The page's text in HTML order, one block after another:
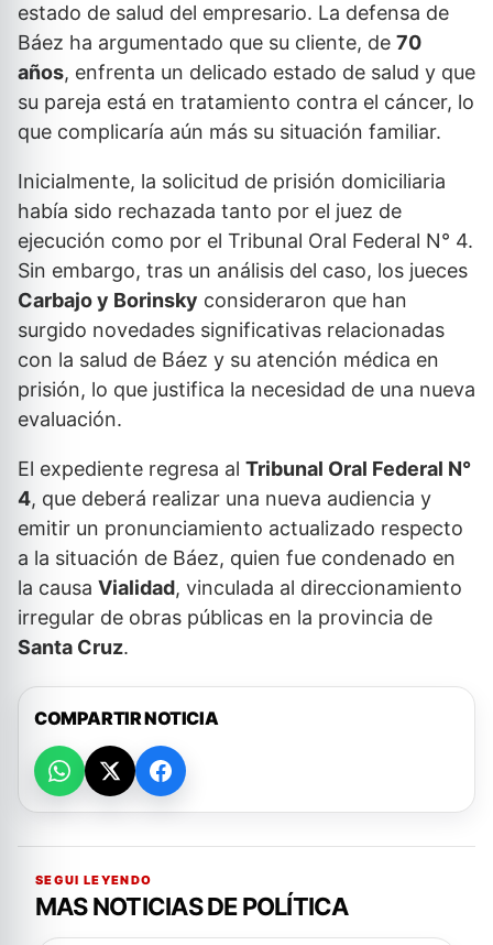
estado de salud del empresario. La defensa de
Báez ha argumentado que su cliente, de 70
años, enfrenta un delicado estado de salud y que
su pareja está en tratamiento contra el cáncer, lo
que complicaría aún más su situación familiar.
Inicialmente, la solicitud de prisión domiciliaria
había sido rechazada tanto por el juez de
ejecución como por el Tribunal Oral Federal N° 4.
Sin embargo, tras un análisis del caso, los jueces
Carbajo y Borinsky consideraron que han
surgido novedades significativas relacionadas
con la salud de Báez y su atención médica en
prisión, lo que justifica la necesidad de una nueva
evaluación.
El expediente regresa al Tribunal Oral Federal N°
4, que deberá realizar una nueva audiencia y
emitir un pronunciamiento actualizado respecto
a la situación de Báez, quien fue condenado en
la causa Vialidad, vinculada al direccionamiento
irregular de obras públicas en la provincia de
Santa Cruz.
COMPARTIR NOTICIA
SEGUI LEYENDO
MAS NOTICIAS DE POLÍTICA